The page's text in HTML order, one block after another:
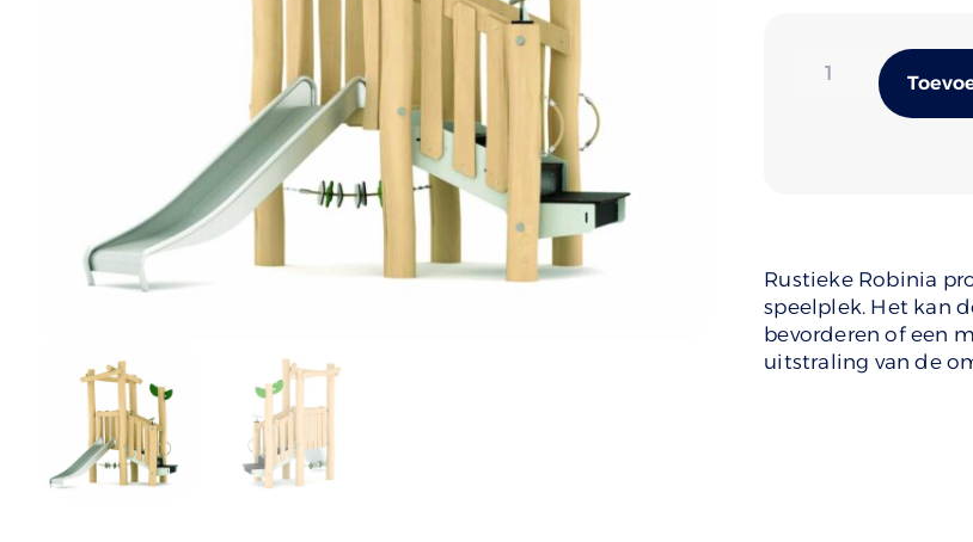
Rustieke Robinia
speelplek. Het kan
bevorderen of een
uitstraling van de